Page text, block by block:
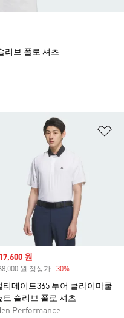
스트 담기
price
원
원 정상가 -30%
티메이트365 투어 클라이마쿨
트 슬리브 폴로 셔츠
Performance
리브 폴로 셔츠